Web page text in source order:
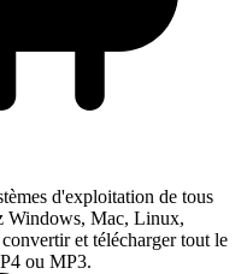
d'exploitation de tous
Windows, Mac, Linux,
et télécharger tout le
ou MP3.